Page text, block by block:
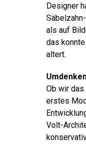
Designer
als auf
das
altert.
Ob wir
erstes
Volt-